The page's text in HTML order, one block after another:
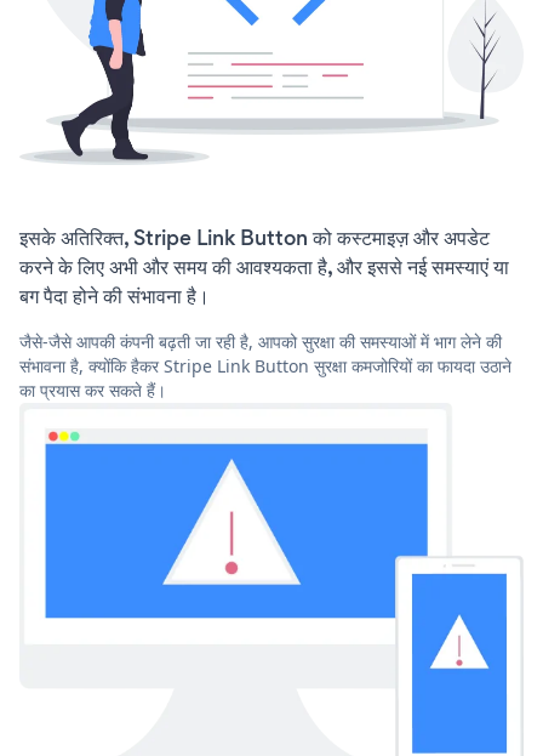
इसके अतिरिक्त, Stripe Link Button को कस्टमाइज़ और अपडेट
करने के लिए अभी और समय की आवश्यकता है, और इससे नई समस्याएं या
बग पैदा होने की संभावना है।
जैसे-जैसे आपकी कंपनी बढ़ती जा रही है, आपको सुरक्षा की समस्याओं में भाग लेने की
संभावना है, क्योंकि हैकर Stripe Link Button सुरक्षा कमजोरियों का फायदा उठाने
का प्रयास कर सकते हैं।